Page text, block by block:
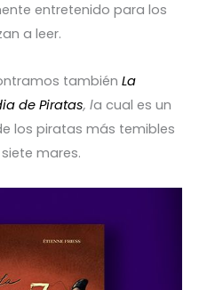
entretenido para los
a leer.
también La
de Piratas, la cual es un
los piratas más temibles
mares.